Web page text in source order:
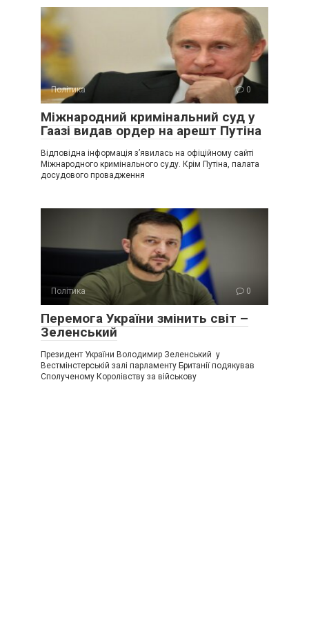
Політика 0
Міжнародний кримінальний суд у
Гаазі видав ордер на арешт Путіна
Відповідна інформація з’явилась на офіційному сайті
Міжнародного кримінального суду. Крім Путіна, палата
досудового провадження
Політика 0
Перемога України змінить світ –
Зеленський
Президент України Володимир Зеленський у
Вестмінстерській залі парламенту Британії подякував
Сполученому Королівству за військову